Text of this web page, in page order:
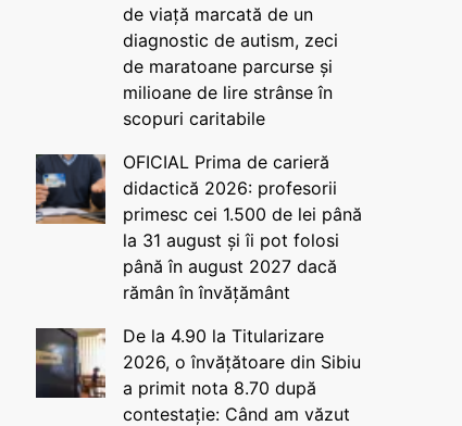
de viață marcată de un
diagnostic de autism, zeci
de maratoane parcurse și
milioane de lire strânse în
scopuri caritabile
OFICIAL Prima de carieră
didactică 2026: profesorii
primesc cei 1.500 de lei până
la 31 august și îi pot folosi
până în august 2027 dacă
rămân în învățământ
De la 4.90 la Titularizare
2026, o învățătoare din Sibiu
a primit nota 8.70 după
contestație: Când am văzut